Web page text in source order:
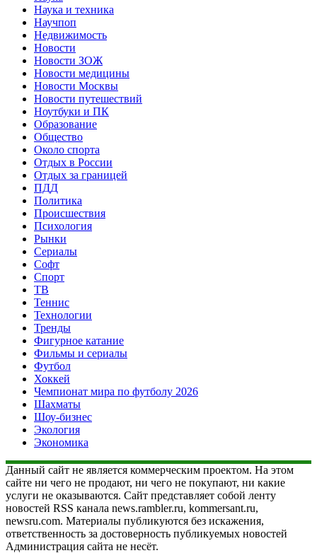
Наука и техника
Научпоп
Недвижимость
Новости
Новости ЗОЖ
Новости медицины
Новости Москвы
Новости путешествий
Ноутбуки и ПК
Образование
Общество
Около спорта
Отдых в России
Отдых за границей
ПДД
Политика
Происшествия
Психология
Рынки
Сериалы
Софт
Спорт
ТВ
Теннис
Технологии
Тренды
Фигурное катание
Фильмы и сериалы
Футбол
Хоккей
Чемпионат мира по футболу 2026
Шахматы
Шоу-бизнес
Экология
Экономика
Данный сайт не является коммерческим проектом. На этом
сайте ни чего не продают, ни чего не покупают, ни какие
услуги не оказываются. Сайт представляет собой ленту
новостей RSS канала news.rambler.ru, kommersant.ru,
newsru.com. Материалы публикуются без искажения,
ответственность за достоверность публикуемых новостей
Администрация сайта не несёт.